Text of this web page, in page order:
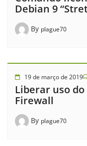
Debian 9
By plague70
19 de março de 2019
Liberar uso
Firewall
By plague70